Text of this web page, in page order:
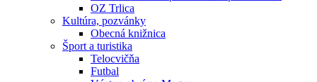
OZ Trlica
Kultúra, pozvánky
Obecná knižnica
Šport a turistika
Telocvičňa
Futbal